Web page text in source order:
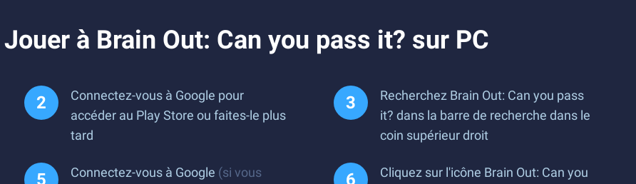
à Brain Out: Can you pass it? sur PC
Connectez-vous à Google pour
accéder au Play Store ou faites-le plus
tard
Recherchez Brain Out: Can you pass
it? dans la barre de recherche dans le
coin supérieur droit
Connectez-vous à Google (si vous
Cliquez sur l'icône Brain Out: Can you